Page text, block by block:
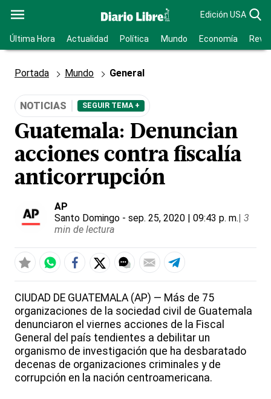
Edición USA
Última Hora Actualidad Política Mundo Economía
Portada Mundo General
NOTICIAS SEGUIR TEMA +
Guatemala: Denuncian
acciones contra fiscalía
anticorrupción
AP
Santo Domingo - sep. 25, 2020 | 09:43 p. m.| 3
min de lectura
CIUDAD DE GUATEMALA (AP) — Más de 75
organizaciones de la sociedad civil de Guatemala
denunciaron el viernes acciones de la Fiscal
General del país tendientes a debilitar un
organismo de investigación que ha desbaratado
decenas de organizaciones criminales y de
corrupción en la nación centroamericana.